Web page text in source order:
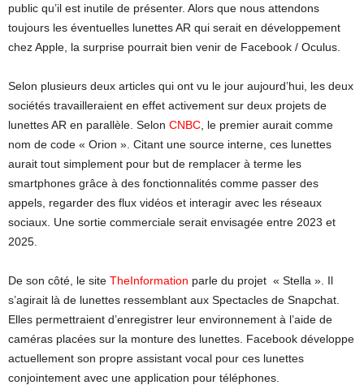
public qu’il est inutile de présenter. Alors que nous attendons
toujours les éventuelles lunettes AR qui serait en développement
chez Apple, la surprise pourrait bien venir de Facebook / Oculus.
Selon plusieurs deux articles qui ont vu le jour aujourd’hui, les deux
sociétés travailleraient en effet activement sur deux projets de
lunettes AR en parallèle. Selon CNBC , le premier aurait comme
nom de code « Orion ». Citant une source interne, ces lunettes
aurait tout simplement pour but de remplacer à terme les
smartphones grâce à des fonctionnalités comme passer des
appels, regarder des flux vidéos et interagir avec les réseaux
sociaux. Une sortie commerciale serait envisagée entre 2023 et
2025.
De son côté, le site TheInformation parle du projet « Stella ». Il
s’agirait là de lunettes ressemblant aux Spectacles de Snapchat.
Elles permettraient d’enregistrer leur environnement à l’aide de
caméras placées sur la monture des lunettes. Facebook développe
actuellement son propre assistant vocal pour ces lunettes
conjointement avec une application pour téléphones.